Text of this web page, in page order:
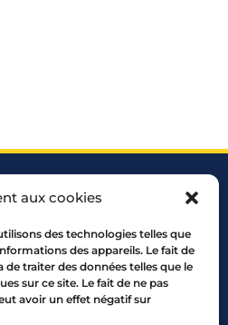
aux cookies
des technologies telles que
des appareils. Le fait de
traiter des données telles que le
sur ce site. Le fait de ne pas
avoir un effet négatif sur